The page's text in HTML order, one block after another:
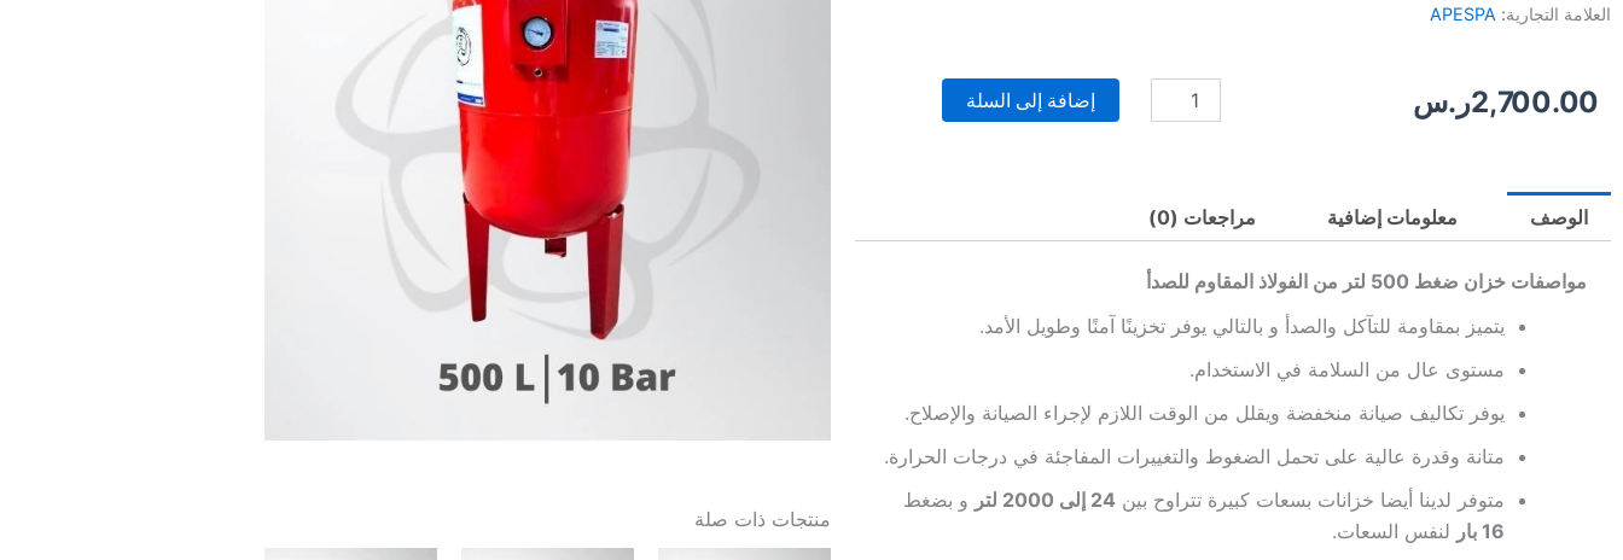
العلامة التجارية: APESPA
2,700.00ر.س
كمية
خزان
10
بار
الفولاذ
للصدأ
إضافة إلى السلة
الوصف معلومات إضافية مراجعات (0)
مواصفات خزان ضغط 500 لتر من الفولاذ المقاوم للصدأ
يتميز بمقاومة للتآكل والصدأ و بالتالي يوفر تخزينًا آمنًا وطويل الأمد.
مستوى عال من السلامة في الاستخدام.
يوفر تكاليف صيانة منخفضة ويقلل من الوقت اللازم لإجراء الصيانة والإصلاح.
متانة وقدرة عالية على تحمل الضغوط والتغييرات المفاجئة في درجات الحرارة.
متوفر لدينا أيضا خزانات بسعات كبيرة تتراوح بين 24 إلى 2000 لتر
و بضغط
16 بار
لنفس السعات.
منتجات ذات صلة